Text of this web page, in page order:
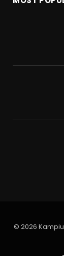
© 2026